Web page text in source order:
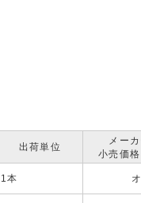
出荷単位
メー
小売価格
1本